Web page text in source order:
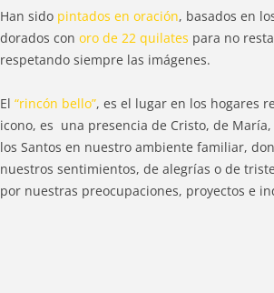
Han sido pintados en oración, basados en
dorados con oro de 22 quilates para no
respetando siempre las imágenes.
El “rincón bello”, es el lugar en los hogares
icono, es una presencia de Cristo, de María,
los Santos en nuestro ambiente familiar,
nuestros sentimientos, de alegrías o de
por nuestras preocupaciones, proyectos e